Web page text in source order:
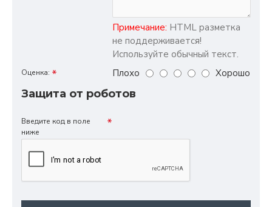
Примечание: HTML разметка
не поддерживается!
Используйте обычный текст.
Оценка: Плохо Хорошо
Защита от роботов
Введите код в поле
ниже